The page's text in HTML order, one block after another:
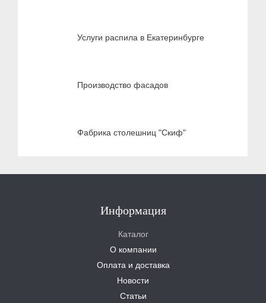
Услуги распила в Екатеринбурге
Производство фасадов
Фабрика столешниц "Скиф"
Информация
Каталог
О компании
Оплата и доставка
Новости
Статьи